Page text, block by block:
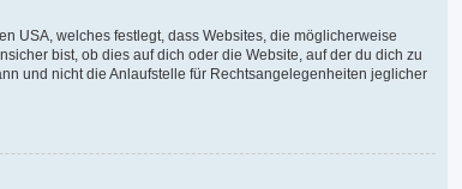
USA, welches festlegt, dass Websites, die möglicherweise
bist, ob dies auf dich oder die Website, auf der du dich zu
und nicht die Anlaufstelle für Rechtsangelegenheiten jeglicher